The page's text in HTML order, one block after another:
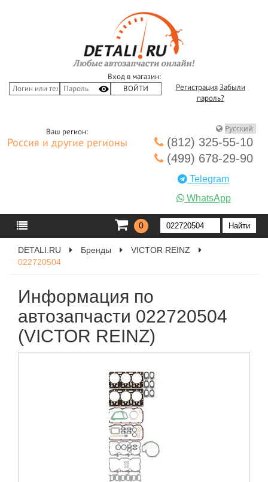
Вход в магазин:
Регистрация Забыли
пароль?
Ваш регион:
Россия и другие регионы
(812) 325-55-10
(499) 678-29-90
Telegram
WhatsApp
0
DETALI.RU Бренды
VICTOR REINZ
022720504
Информация по
автозапчасти 022720504
(VICTOR REINZ)